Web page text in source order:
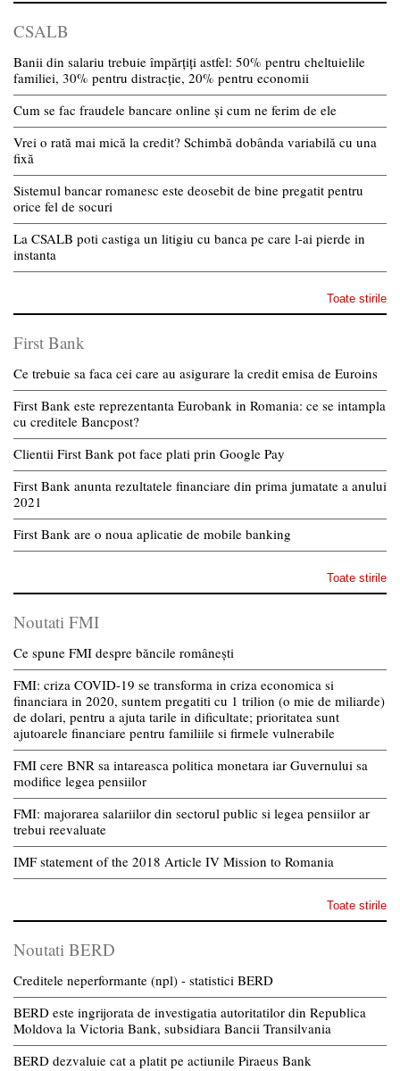
CSALB
Banii din salariu trebuie împărțiți astfel: 50% pentru cheltuielile
familiei, 30% pentru distracție, 20% pentru economii
Cum se fac fraudele bancare online și cum ne ferim de ele
Vrei o rată mai mică la credit? Schimbă dobânda variabilă cu una
fixă
Sistemul bancar romanesc este deosebit de bine pregatit pentru
orice fel de socuri
La CSALB poti castiga un litigiu cu banca pe care l-ai pierde in
instanta
Toate stirile
First Bank
Ce trebuie sa faca cei care au asigurare la credit emisa de Euroins
First Bank este reprezentanta Eurobank in Romania: ce se intampla
cu creditele Bancpost?
Clientii First Bank pot face plati prin Google Pay
First Bank anunta rezultatele financiare din prima jumatate a anului
2021
First Bank are o noua aplicatie de mobile banking
Toate stirile
Noutati FMI
Ce spune FMI despre băncile românești
FMI: criza COVID-19 se transforma in criza economica si
financiara in 2020, suntem pregatiti cu 1 trilion (o mie de miliarde)
de dolari, pentru a ajuta tarile in dificultate; prioritatea sunt
ajutoarele financiare pentru familiile si firmele vulnerabile
FMI cere BNR sa intareasca politica monetara iar Guvernului sa
modifice legea pensiilor
FMI: majorarea salariilor din sectorul public si legea pensiilor ar
trebui reevaluate
IMF statement of the 2018 Article IV Mission to Romania
Toate stirile
Noutati BERD
Creditele neperformante (npl) - statistici BERD
BERD este ingrijorata de investigatia autoritatilor din Republica
Moldova la Victoria Bank, subsidiara Bancii Transilvania
BERD dezvaluie cat a platit pe actiunile Piraeus Bank